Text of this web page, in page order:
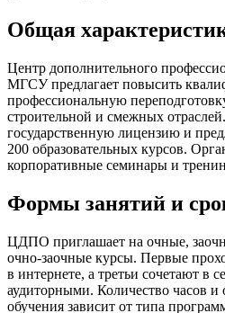
Общая
Центр дополнительного
МГСУ предлагает повысить
профессиональную
строительной и смежных
государственную лицензию и
200 образовательных курсов.
корпоративные семинары и
Формы занятий и
ЦДПО приглашает на очные,
очно-заочные курсы. Первые
в интернете, а третьи сочетают в
аудиторными. Количество часов и
обучения зависит от типа